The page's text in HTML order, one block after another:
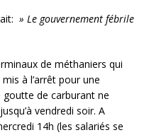
» Le gouvernement fébrile
de méthaniers qui
à l’arrêt pour une
goutte de carburant ne
vendredi soir. A
14h (les salariés se